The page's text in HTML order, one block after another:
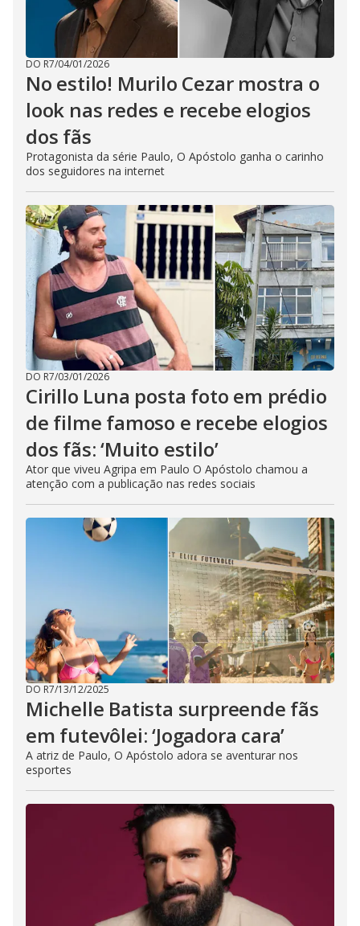
DO R7/04/01/2026
No estilo! Murilo Cezar mostra o
look nas redes e recebe elogios
dos fãs
Protagonista da série Paulo, O Apóstolo ganha o carinho
dos seguidores na internet
DO R7/03/01/2026
Cirillo Luna posta foto em prédio
de filme famoso e recebe elogios
dos fãs: ‘Muito estilo’
Ator que viveu Agripa em Paulo O Apóstolo chamou a
atenção com a publicação nas redes sociais
DO R7/13/12/2025
Michelle Batista surpreende fãs
em futevôlei: ‘Jogadora cara’
A atriz de Paulo, O Apóstolo adora se aventurar nos
esportes